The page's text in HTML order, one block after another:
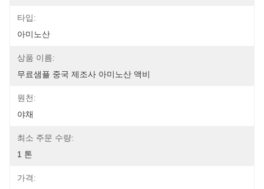
타입:
아미노산
상품 이름:
무료샘플 중국 제조사 아미노산 액비
원천:
야채
최소 주문 수량:
1 톤
가격: